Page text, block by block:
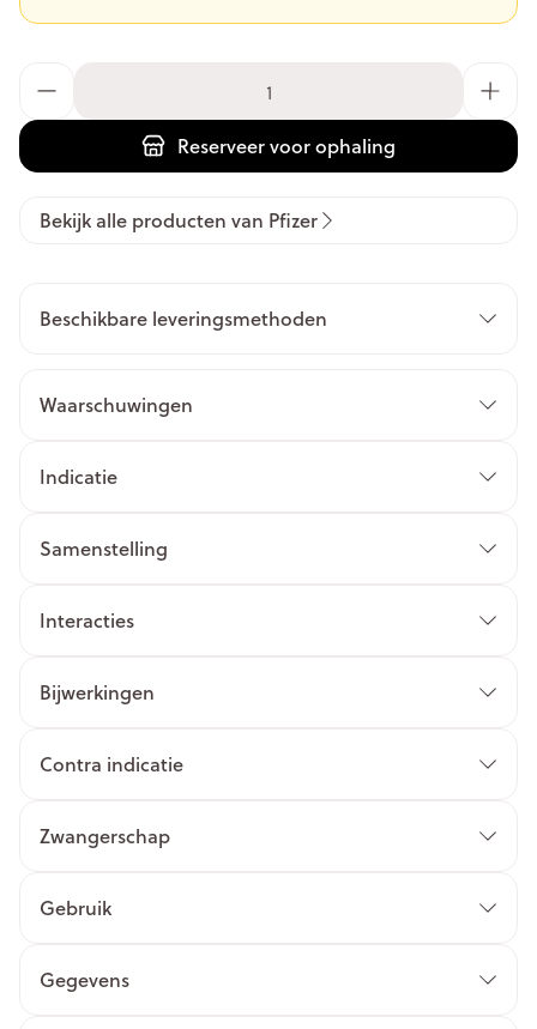
Reserveervoor ophaling
Bekijk alle producten van Pfizer
Beschikbare leveringsmethoden
Waarschuwingen
Indicatie
Samenstelling
Interacties
Bijwerkingen
Contra indicatie
Zwangerschap
Gebruik
Gegevens